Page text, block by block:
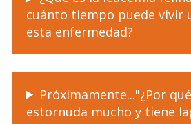
cuánto tiempo puede vivir
esta enfermedad?
Próximamente..."¿Por
estornuda mucho y tiene